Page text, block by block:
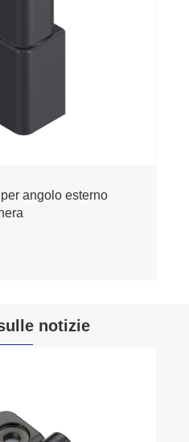
angolo esterno
notizie